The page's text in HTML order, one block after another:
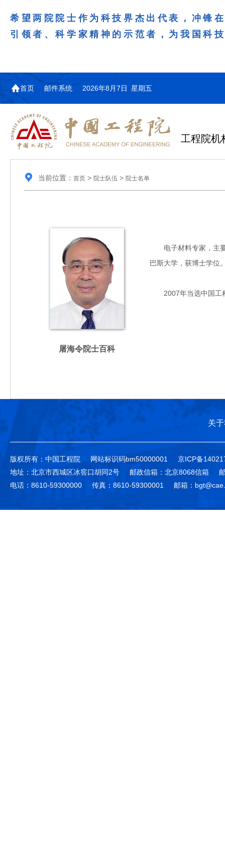
希望两院院士作为科技界杰出代表，冲锋
引领者、科学家精神的示范者，为我国科
首页 邮件系统 2026年8月7日 星期五
工程院机
当前位置： 首页> 院士队伍 > 院士名单
屠海令院士百科
电子材料专家，主要
巴斯大学，获博士学位
2007年当选中国工
关
版权所有：中国工程院 网站标识码bm50000001
京ICP备
地址：北京市西城区冰窖口胡同2号
邮政信箱：北京8068信箱
电话：8610-59300000
传真：8610-59300001 邮箱：